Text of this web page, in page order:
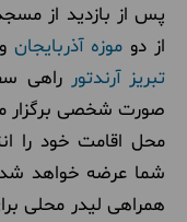
پس از بازدید از
از دو موزه آذربایجان
تبریز آرندتور راهی
صورت شخصی برگزار
محل اقامت خود را
شما عرضه خواهد
همراهی لیدر محلی برای بازدید از 7